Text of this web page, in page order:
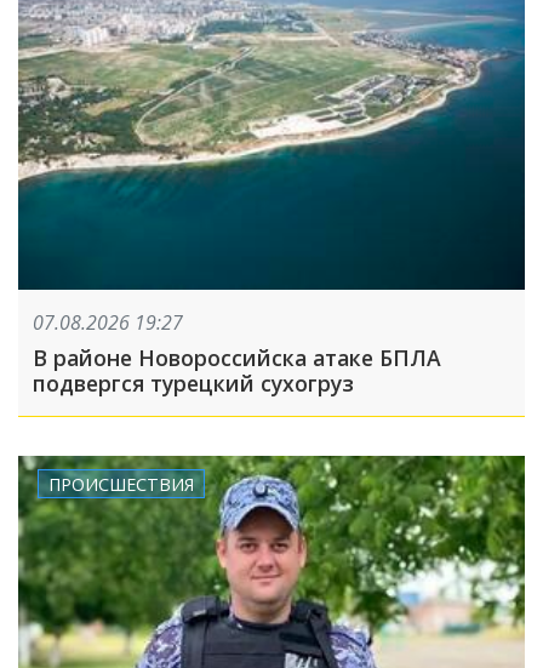
07.08.2026 19:27
В районе Новороссийска атаке БПЛА
подвергся турецкий сухогруз
ПРОИСШЕСТВИЯ